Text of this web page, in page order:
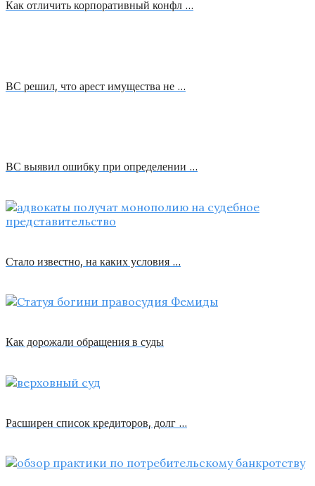
Как отличить корпоративный конфл …
ВС решил, что арест имущества не …
ВС выявил ошибку при определении …
Стало известно, на каких условия …
Как дорожали обращения в суды
Расширен список кредиторов, долг …